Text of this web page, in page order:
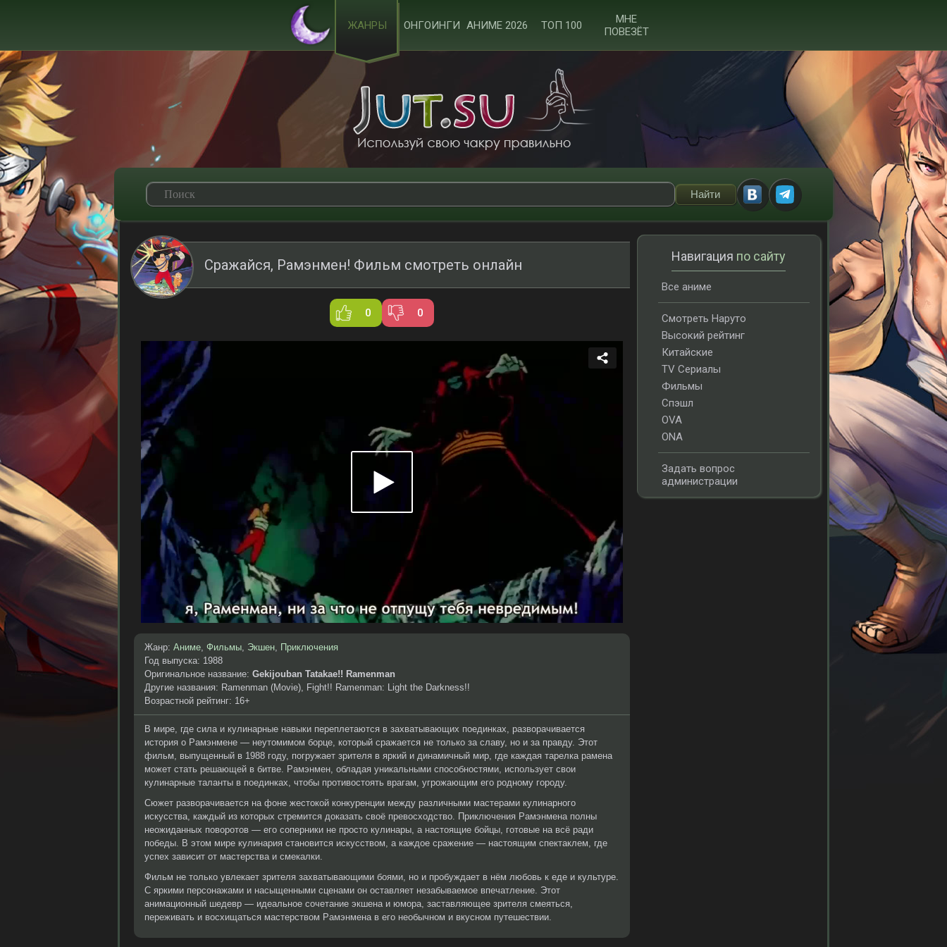
ЖАНРЫ ОНГОИНГИ АНИМЕ 2026 ТОП 100
МНЕ
ПОВЕЗЁТ
Сражайся, Рамэнмен! Фильм смотреть онлайн
0 0
Жанр: Аниме, Фильмы, Экшен, Приключения
Год выпуска: 1988
Оригинальное название: Gekijouban Tatakae!! Ramenman
Другие названия: Ramenman (Movie), Fight!! Ramenman: Light the Darkness!!
Возрастной рейтинг: 16+
В мире, где сила и кулинарные навыки переплетаются в захватывающих поединках, разворачивается
история о Рамэнмене — неутомимом борце, который сражается не только за славу, но и за правду. Этот
фильм, выпущенный в 1988 году, погружает зрителя в яркий и динамичный мир, где каждая тарелка рамена
может стать решающей в битве. Рамэнмен, обладая уникальными способностями, использует свои
кулинарные таланты в поединках, чтобы противостоять врагам, угрожающим его родному городу.
Сюжет разворачивается на фоне жестокой конкуренции между различными мастерами кулинарного
искусства, каждый из которых стремится доказать своё превосходство. Приключения Рамэнмена полны
неожиданных поворотов — его соперники не просто кулинары, а настоящие бойцы, готовые на всё ради
победы. В этом мире кулинария становится искусством, а каждое сражение — настоящим спектаклем, где
успех зависит от мастерства и смекалки.
Фильм не только увлекает зрителя захватывающими боями, но и пробуждает в нём любовь к еде и культуре.
С яркими персонажами и насыщенными сценами он оставляет незабываемое впечатление. Этот
анимационный шедевр — идеальное сочетание экшена и юмора, заставляющее зрителя смеяться,
переживать и восхищаться мастерством Рамэнмена в его необычном и вкусном путешествии.
Навигация по сайту
Все аниме
Смотреть Наруто
Высокий рейтинг
Китайские
TV Сериалы
Фильмы
Спэшл
OVA
ONA
Задать вопрос
администрации